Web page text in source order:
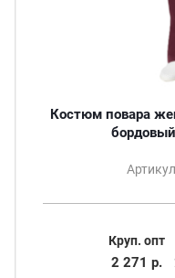
Костюм повара
Круп. опт
2 271 р.